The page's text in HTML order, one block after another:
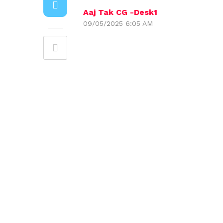
Aaj Tak CG -Desk1
09/05/2025 6:05 AM